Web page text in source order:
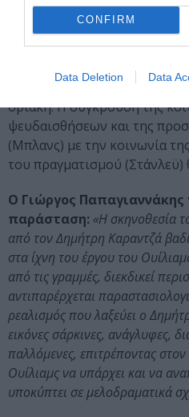
CONFIRM
Data Deletion Data
Η Μπλανς Ντιμπουά, μια
Αμερικανικό νότο, φτάνει
στο σπίτι της αδερφής της
Πολωνό σύζυγό της Στάνλεϊ
μαζί τους. Η συγκατοίκηση
οριακή. Η σύγκρουση της
ψευδαισθήσεων και της
(Μπλανς) με την κοινωνία
του πραγματισμού (Στάνλεϋ)
O Γιώργος Παπαγιαννάκης
παράσταση: «Η σκηνοθεσία
από τον Δημήτρη Καραντζά
στα ίχνη του έργου του
από τις γραμμές, διεκδικεί
αντιπαρέρχεται
ρεαλισμός που λαξεύει ο
εικόνες σάρκινες, ανάγλυφες,
παλλόμενες, επιτρέποντας
Ουίλιαμς να υπάρχει και να
υποκύπτει σε μελοδραματικά